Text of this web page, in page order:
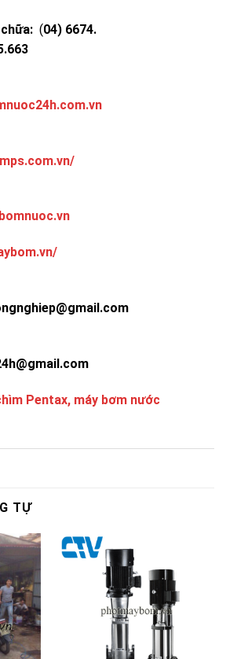
(04) 6674.
Pentax, máy bơm nước
TỰ